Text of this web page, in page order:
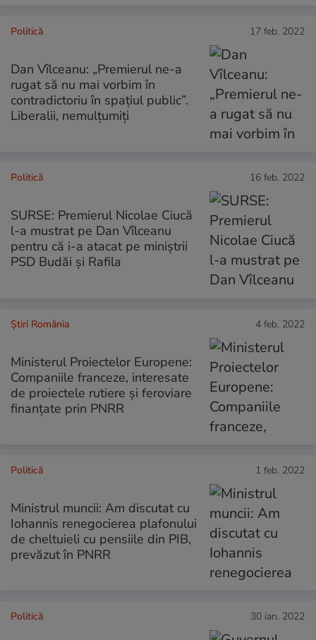
Politică 17 feb. 2022
Dan Vîlceanu: „Premierul ne-a
rugat să nu mai vorbim în
contradictoriu în spaţiul public”.
Liberalii, nemulțumiți
Politică 16 feb. 2022
SURSE: Premierul Nicolae Ciucă
l-a mustrat pe Dan Vîlceanu
pentru că i-a atacat pe miniștrii
PSD Budăi și Rafila
Știri România 4 feb. 2022
Ministerul Proiectelor Europene:
Companiile franceze, interesate
de proiectele rutiere şi feroviare
finanţate prin PNRR
Politică 1 feb. 2022
Ministrul muncii: Am discutat cu
Iohannis renegocierea plafonului
de cheltuieli cu pensiile din PIB,
prevăzut în PNRR
Politică 30 ian. 2022